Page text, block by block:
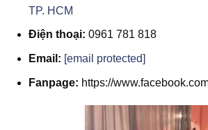
TP. HCM
Điện thoại: 0961 781 818
Email: [email protected]
Fanpage: https://